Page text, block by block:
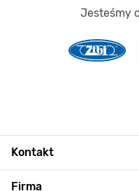
Jesteśmy
Kontakt
Firma